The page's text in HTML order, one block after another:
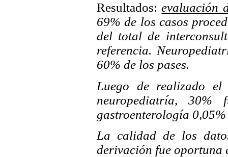
Resultados: evaluación
69% de los casos
del total de
referencia.
60% de los pases.
Luego de realizado
neuropediatría, 30%
gastroenterología
La calidad de los
derivación fue oportuna